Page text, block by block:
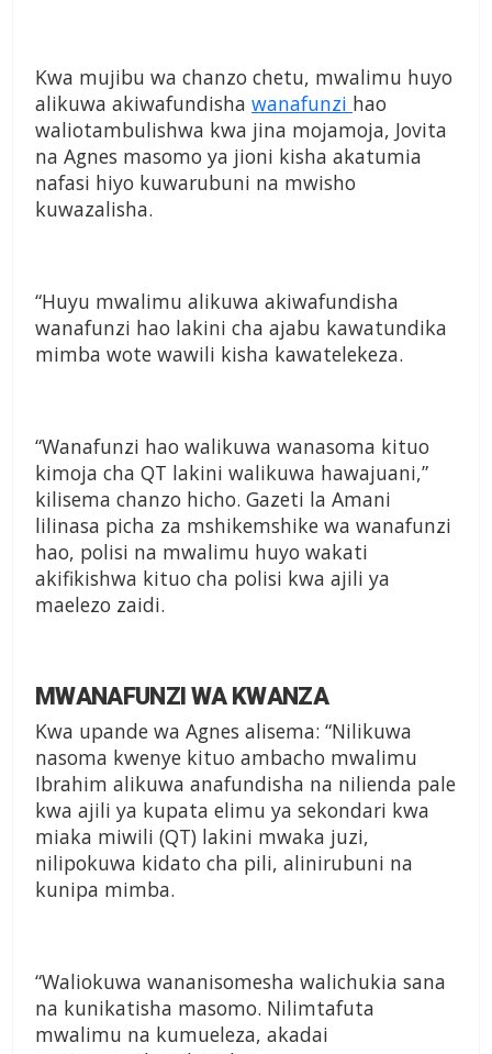
Kwa mujibu wa chanzo chetu, mwalimu huyo
alikuwa akiwafundisha wanafunzi hao
waliotambulishwa kwa jina mojamoja, Jovita
na Agnes masomo ya jioni kisha akatumia
nafasi hiyo kuwarubuni na mwisho
kuwazalisha.
“Huyu mwalimu alikuwa akiwafundisha
wanafunzi hao lakini cha ajabu kawatundika
mimba wote wawili kisha kawatelekeza.
“Wanafunzi hao walikuwa wanasoma kituo
kimoja cha QT lakini walikuwa hawajuani,”
kilisema chanzo hicho. Gazeti la Amani
lilinasa picha za mshikemshike wa wanafunzi
hao, polisi na mwalimu huyo wakati
akifikishwa kituo cha polisi kwa ajili ya
maelezo zaidi.
MWANAFUNZI WA KWANZA
Kwa upande wa Agnes alisema: “Nilikuwa
nasoma kwenye kituo ambacho mwalimu
Ibrahim alikuwa anafundisha na nilienda pale
kwa ajili ya kupata elimu ya sekondari kwa
miaka miwili (QT) lakini mwaka juzi,
nilipokuwa kidato cha pili, alinirubuni na
kunipa mimba.
“Waliokuwa wananisomesha walichukia sana
na kunikatisha masomo. Nilimtafuta
mwalimu na kumueleza, akadai